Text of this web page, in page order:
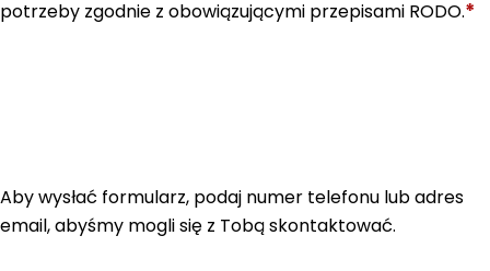
potrzeby zgodnie z obowiązującymi przepisami RODO.*
Aby wysłać formularz, podaj numer telefonu lub adres
email, abyśmy mogli się z Tobą skontaktować.